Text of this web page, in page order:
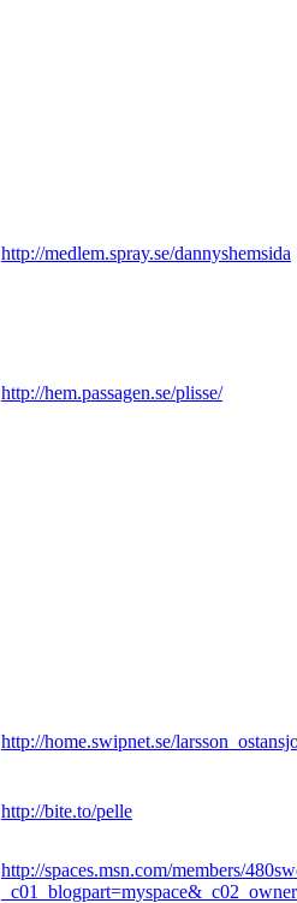
http://medlem.spray.se/dannyshemsida
http://hem.passagen.se/plisse/
http://home.swipnet.se/
http://bite.to/pelle
http://spaces.msn.com/members/